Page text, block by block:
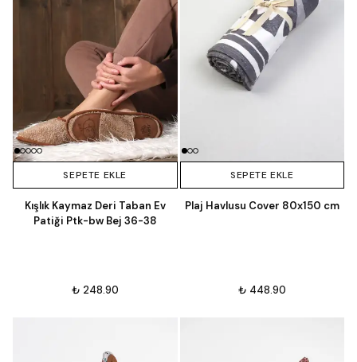
SEPETE EKLE
Kışlık Kaymaz Deri Taban Ev
Patiği Ptk-bw Bej 36-38
₺ 248.90
SEPETE EKLE
Plaj Havlusu Cover 80x150 cm
₺ 448.90